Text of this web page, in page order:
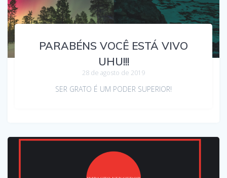
PARABÉNS VOCÊ ESTÁ VIVO
UHU!!!
28 de agosto de 2019
SER GRATO É UM PODER SUPERIOR!